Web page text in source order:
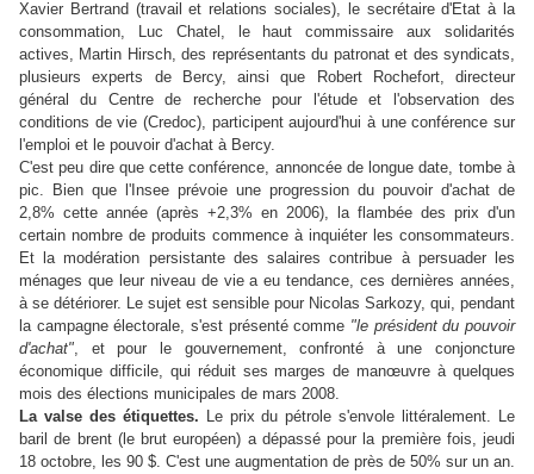
Xavier Bertrand (travail et relations sociales), le secrétaire d'Etat à la
consommation, Luc Chatel, le haut commissaire aux solidarités
actives, Martin Hirsch, des représentants du patronat et des syndicats,
plusieurs experts de Bercy, ainsi que Robert Rochefort, directeur
général du Centre de recherche pour l'étude et l'observation des
conditions de vie (Credoc), participent aujourd'hui à une conférence sur
l'emploi et le pouvoir d'achat à Bercy.
C'est peu dire que cette conférence, annoncée de longue date, tombe à
pic. Bien que l'Insee prévoie une progression du pouvoir d'achat de
2,8% cette année (après +2,3% en 2006), la flambée des prix d'un
certain nombre de produits commence à inquiéter les consommateurs.
Et la modération persistante des salaires contribue à persuader les
ménages que leur niveau de vie a eu tendance, ces dernières années,
à se détériorer. Le sujet est sensible pour Nicolas Sarkozy, qui, pendant
la campagne électorale, s'est présenté comme "le président du pouvoir
d'achat", et pour le gouvernement, confronté à une conjoncture
économique difficile, qui réduit ses marges de manœuvre à quelques
mois des élections municipales de mars 2008.
La valse des étiquettes. Le prix du pétrole s'envole littéralement. Le
baril de brent (le brut européen) a dépassé pour la première fois, jeudi
18 octobre, les 90 $. C'est une augmentation de près de 50% sur un an.